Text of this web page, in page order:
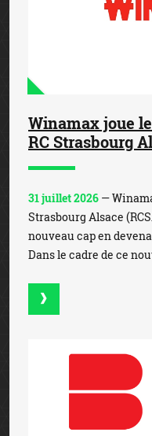
Winamax joue
RC Strasbourg
31 juillet 2026 —
Strasbourg Alsace
nouveau cap en
Dans le cadre de ce